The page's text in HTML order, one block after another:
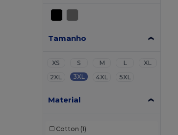
Tamanho
XS S M L
XL
2XL
3XL 4XL 5XL
Material
Cotton (1)